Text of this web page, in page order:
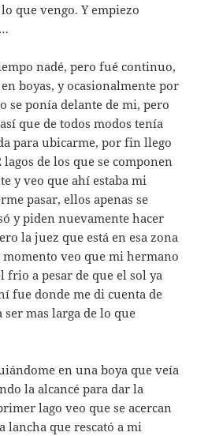
que vengo. Y empiezo
nadé, pero fué continuo,
boyas, y ocasionalmente por
se ponía delante de mi, pero
que de todos modos tenía
para ubicarme, por fin llego
de los que se componen
y veo que ahí estaba mi
pasar, ellos apenas se
y piden nuevamente hacer
la juez que está en esa zona
veo que mi hermano
frio a pesar de que el sol ya
fue donde me di cuenta de
ser mas larga de lo que
en una boya que veía
la alcancé para dar la
lago veo que se acercan
lancha que rescató a mi